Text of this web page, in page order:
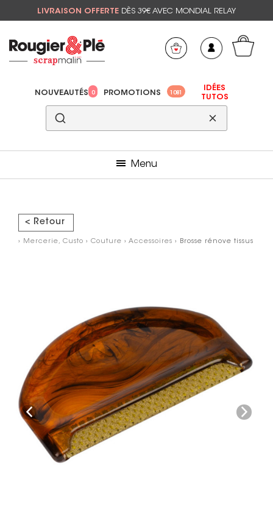
LIVRAISON OFFERTE DÈS 39€ AVEC MONDIAL RELAY
NOUVEAUTÉS 0 PROMOTIONS 1081
IDÉES
TUTOS
Menu
< Retour
› Mercerie, Custo › Couture › Accessoires › Brosse rénove tissus